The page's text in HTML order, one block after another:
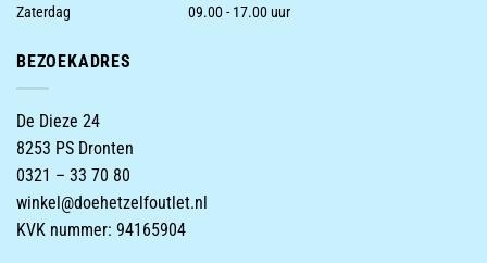
Zaterdag
09.00 - 17.00 uur
BEZOEKADRES
De Dieze 24
8253 PS Dronten
0321 – 33 70 80
winkel@doehetzelfoutlet.nl
KVK nummer: 94165904